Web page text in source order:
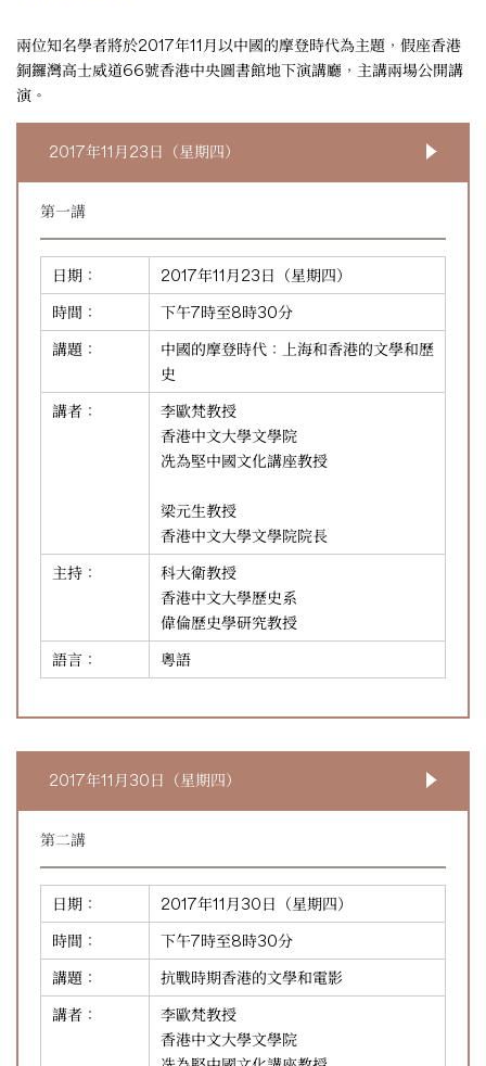
兩位知名學者將於2017年11月以中國的摩登時代為主題，假座香港
銅鑼灣高士威道66號香港中央圖書館地下演講廳，主講兩場公開講
演。
2017年11月23日（星期四）
第一講
日期：
2017年11月23日（星期四）
時間：
下午7時至8時30分
講題：
中國的摩登時代：上海和香港的文學和歷
史
講者：
李歐梵教授
香港中文大學文學院
冼為堅中國文化講座教授
梁元生教授
香港中文大學文學院院長
主持：
科大衛教授
香港中文大學歷史系
偉倫歷史學研究教授
語言：
粵語
2017年11月30日（星期四）
第二講
日期：
2017年11月30日（星期四）
時間：
下午7時至8時30分
講題：
抗戰時期香港的文學和電影
講者：
李歐梵教授
香港中文大學文學院